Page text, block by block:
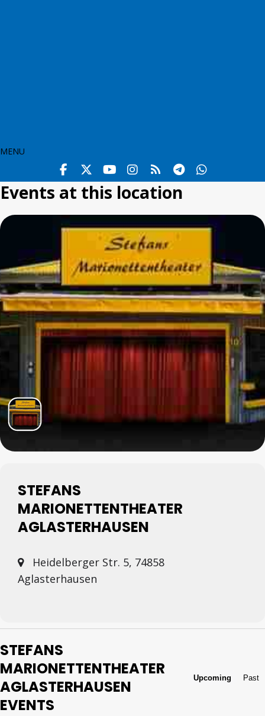
MENU
Events at this location
STEFANS
MARIONETTENTHEATER
AGLASTERHAUSEN
Heidelberger Str. 5, 74858
Aglasterhausen
STEFANS
MARIONETTENTHEATER
AGLASTERHAUSEN
EVENTS
Upcoming Past